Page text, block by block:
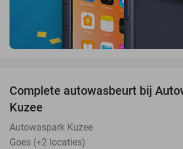
Complete autowasbeurt bij
Kuzee
Autowaspark Kuzee
Goes (+2 locaties)